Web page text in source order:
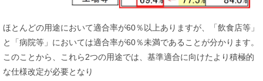
ほとんどの用途において適合率が60％以上ありますが、「飲食店等」
と「病院等」においては適合率が60％未満であることが分かります。
このことから、これら2つの用途では、基準適合に向けたより積極的
な仕様改定が必要となり